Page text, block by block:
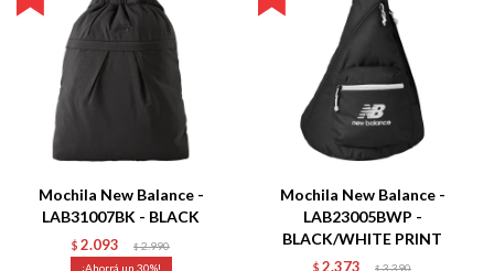
Mochila New Balance -
LAB31007BK - BLACK
$ 2.093 $ 2.990
30
Mochila New Balance -
LAB23005BWP -
BLACK/WHITE PRINT
$ 2.373 $ 3.390